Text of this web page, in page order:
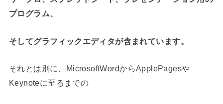
プログラム、
そしてグラフィックエディタが含まれています。
それとは別に、MicrosoftWordからApplePagesや
Keynoteに至るまでの